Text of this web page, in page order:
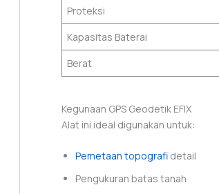
Proteksi
Kapasitas Baterai
Berat
Kegunaan GPS Geodetik EFIX
Alat ini ideal digunakan untuk:
Pemetaan topografi detail
Pengukuran batas tanah